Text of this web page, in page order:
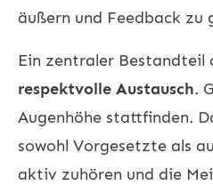
äußern und Feedback zu
Ein zentraler Bestandteil
respektvolle Austausch.
Augenhöhe stattfinden.
sowohl Vorgesetzte als
aktiv zuhören und die